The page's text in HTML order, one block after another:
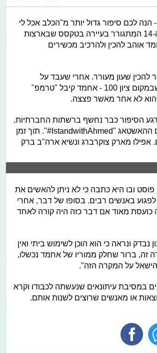
לכם סיפור גדול יותר מ"הכלב אכל לי
את השיעורים". אחמד מוחמד הוא בסך הכל נער בן ה-14 המתגורר בעיירה בטקסס שבארצות
אוהב להכין ולהרכיב מכשירים
שעון מעורר. אחרי שעבד על
הפרויקט הוא הביא אותו לבית הספר. הבעיה הייתה שבמקום ציון 100 - אחמד קיבל "טרמפ"
לא אחר מאשר פצצה.
אנחנו נמצאים בשנות ה-2000 ותוך רגע הסיפור כבר נחשף ברשתות החברתיות.
מהר מאוד אלפי אנשים תמכו בו והעלו את תמונתו עם ההאשטאג "IstandwithAhmed#". תוך זמן
אפילו מארק צוקרברג ונשיא ארה"ב ברק
ובו היא כתבה כי לא ניתן להאשים את
לפגוע באנשים רבים. בסופו של דבר, אחרי
כועסת מאוד אם דבר כזה היה קורה לאחד
ונראה כי הוא הוכן לשימוש ביתי ואין
זה, ברור שחלק ממוריו של אחמד נכשלו,
על המקרה הזה".
במסיבת עיתונאים שנעשתה לכבודו וקרא
או מאנשים שרוצים לשנות אותם.